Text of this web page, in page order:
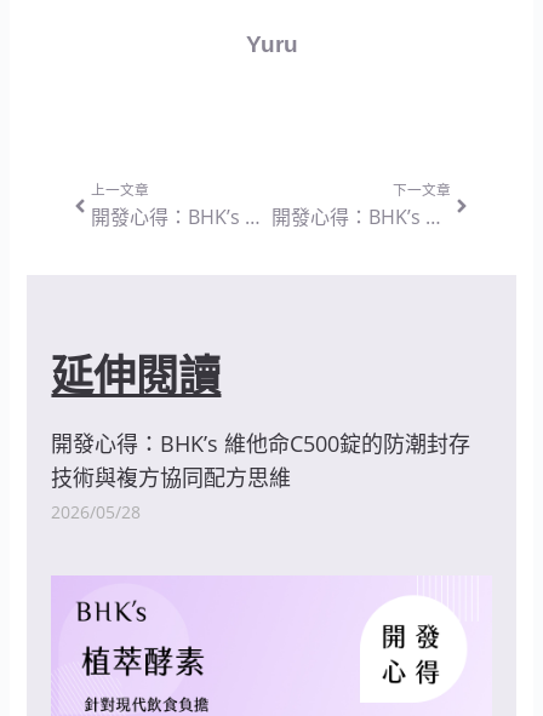
Yuru
上一文章
開發心得：BHK’s 蜂王乳錠 — 專注純度定量與機能調節的營養設計思維
下一文章
開發心得：BHK’s 褐藻糖膠 素食膠囊 — 減輕長期調養負擔與高純度協同作用的營養設計思維
延伸閱讀
開發心得：BHK’s 維他命C500錠的防潮封存
技術與複方協同配方思維
2026/05/28